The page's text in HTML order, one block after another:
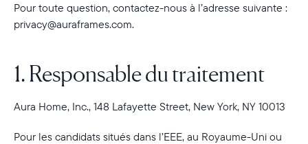
Pour toute question, contactez-nous à l’adresse suivante :
privacy@auraframes.com.
1. Responsable du traitement
Aura Home, Inc., 148 Lafayette Street, New York, NY 10013
Pour les candidats situés dans l’EEE, au Royaume-Uni ou